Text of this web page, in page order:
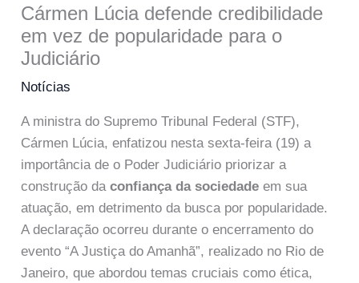
Cármen Lúcia defende credibilidade
em vez de popularidade para o
Judiciário
Notícias
A ministra do Supremo Tribunal Federal (STF),
Cármen Lúcia, enfatizou nesta sexta-feira (19) a
importância de o Poder Judiciário priorizar a
construção daconfiança da sociedade em sua
atuação, em detrimento da busca por popularidade.
A declaração ocorreu durante o encerramento do
evento “A Justiça do Amanhã”, realizado no Rio de
Janeiro, que abordou temas cruciais como ética,